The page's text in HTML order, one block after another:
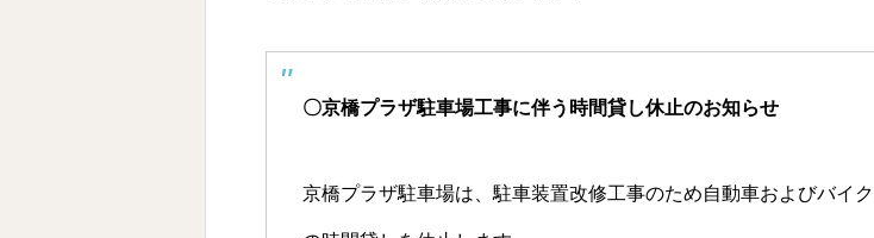
〇京橋プラザ駐車場工事に伴う時間貸し休止のお知らせ
京橋プラザ駐車場は、駐車装置改修工事のため自動車およびバイク